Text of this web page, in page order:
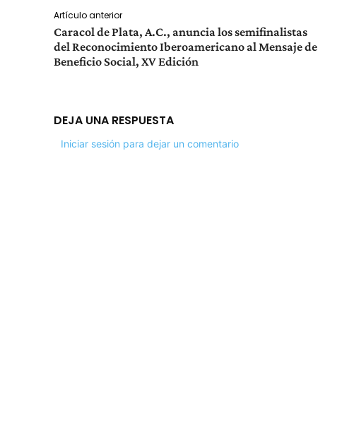
Artículo anterior
Caracol de Plata, A.C., anuncia los semifinalistas
del Reconocimiento Iberoamericano al Mensaje de
Beneficio Social, XV Edición
DEJA UNA RESPUESTA
Iniciar sesión para dejar un comentario